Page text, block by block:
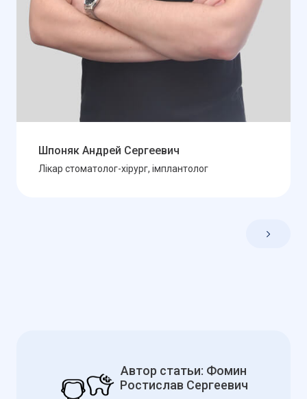
Шпоняк Андрей Сергеевич
Лікар стоматолог-хірург, імплантолог
Автор статьи: Фомин
Ростислав Сергеевич